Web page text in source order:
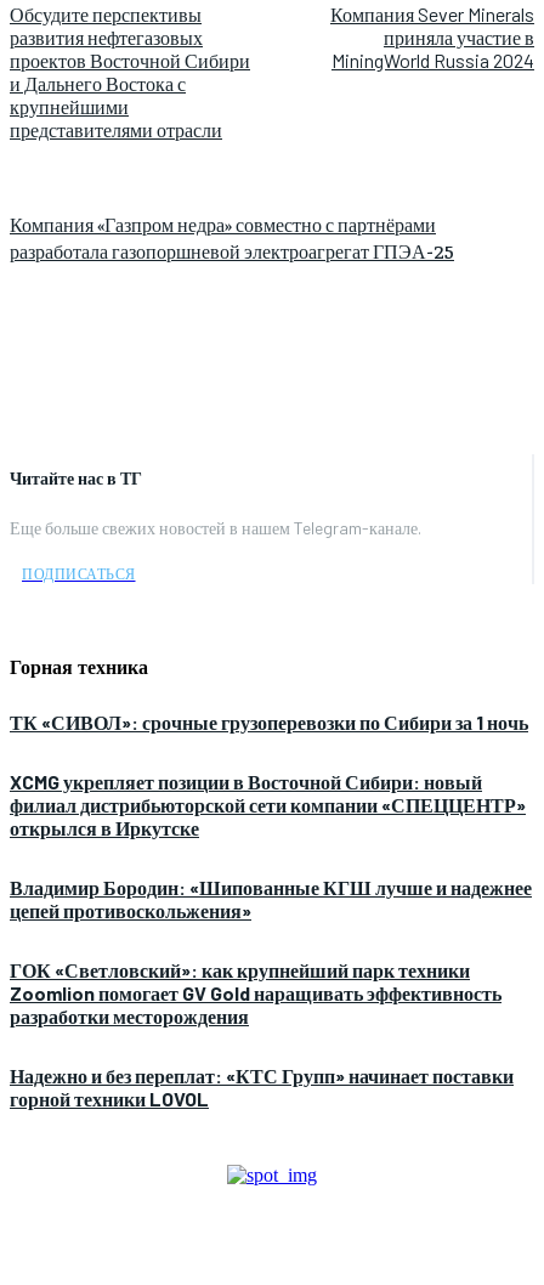
Читайте нас в ТГ
Еще больше свежих новостей в нашем Telegram-канале.
ПОДПИСАТЬСЯ
Горная техника
ТК «СИВОЛ»: срочные грузоперевозки по Сибири за 1 ночь
XCMG укрепляет позиции в Восточной Сибири: новый
филиал дистрибьюторской сети компании «СПЕЦЦЕНТР»
открылся в Иркутске
Владимир Бородин: «Шипованные КГШ лучше и надежнее
цепей противоскольжения»
ГОК «Светловский»: как крупнейший парк техники
Zoomlion помогает GV Gold наращивать эффективность
разработки месторождения
Надежно и без переплат: «КТС Групп» начинает поставки
горной техники LOVOL
Обсудите перспективы
развития нефтегазовых
проектов Восточной Сибири
и Дальнего Востока с
крупнейшими
представителями отрасли
Компания Sever Minerals
приняла участие в
MiningWorld Russia 2024
Компания «Газпром недра» совместно с партнёрами
разработала газопоршневой электроагрегат ГПЭА-25